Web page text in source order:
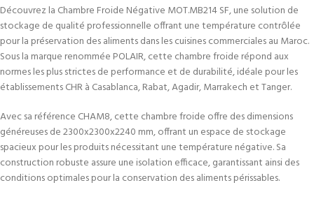
Découvrez la Chambre Froide Négative MOT.MB214 SF, une solution de
stockage de qualité professionnelle offrant une température contrôlée
pour la préservation des aliments dans les cuisines commerciales au Maroc.
Sous la marque renommée POLAIR, cette chambre froide répond aux
normes les plus strictes de performance et de durabilité, idéale pour les
établissements CHR à Casablanca, Rabat, Agadir, Marrakech et Tanger.
Avec sa référence CHAM8, cette chambre froide offre des dimensions
généreuses de 2300x2300x2240 mm, offrant un espace de stockage
spacieux pour les produits nécessitant une température négative. Sa
construction robuste assure une isolation efficace, garantissant ainsi des
conditions optimales pour la conservation des aliments périssables.